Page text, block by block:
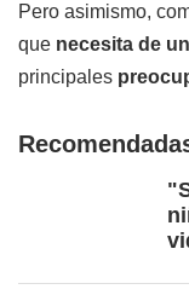
Pero asimismo,
que necesita de
principales